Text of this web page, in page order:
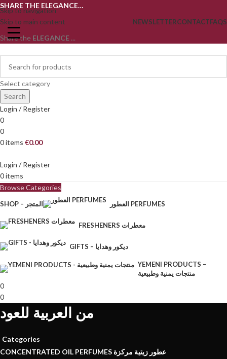
Skip to navigation
Skip to main content
SHARE THE ELEGANCE…
NEWSLETTERCONTACTFAQS
Share the ELEGANCE ...
Select category
Search
Login / Register
0
0
0items €0.00
Login / Register
0items
Browse Categories
SHOP – المتجر العطور PERFUMES
FRESHENERS معطرات
GIFTS – ديكور وهدايا
YEMENI PRODUCTS –
منتجات يمنية وطبيعية
0
0
من العربية للعود
Categories
CONCENTRATED OIL PERFUMES عطور زيتية مركزة